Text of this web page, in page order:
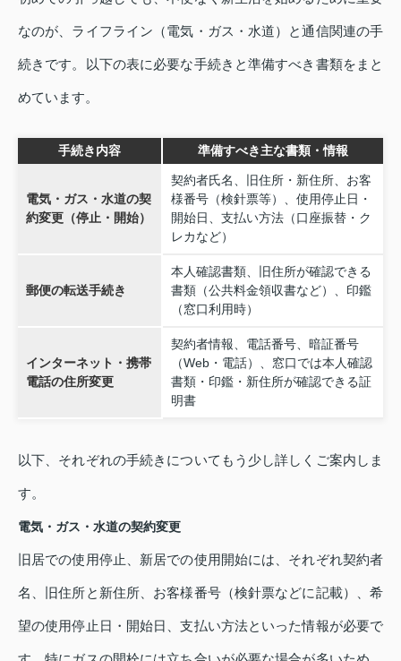
なのが、ライフライン（電気・ガス・水道）と通信関連の手
続きです。以下の表に必要な手続きと準備すべき書類をまと
めています。
手続き内容 準備すべき主な書類・情報
電気・ガス・水道の契
約変更（停止・開始）
契約者氏名、旧住所・新住所、お客
様番号（検針票等）、使用停止日・
開始日、支払い方法（口座振替・ク
レカなど）
郵便の転送手続き
本人確認書類、旧住所が確認できる
書類（公共料金領収書など）、印鑑
（窓口利用時）
インターネット・携帯
電話の住所変更
契約者情報、電話番号、暗証番号
（Web・電話）、窓口では本人確認
書類・印鑑・新住所が確認できる証
明書
以下、それぞれの手続きについてもう少し詳しくご案内しま
す。
電気・ガス・水道の契約変更
旧居での使用停止、新居での使用開始には、それぞれ契約者
名、旧住所と新住所、お客様番号（検針票などに記載）、希
望の使用停止日・開始日、支払い方法といった情報が必要で